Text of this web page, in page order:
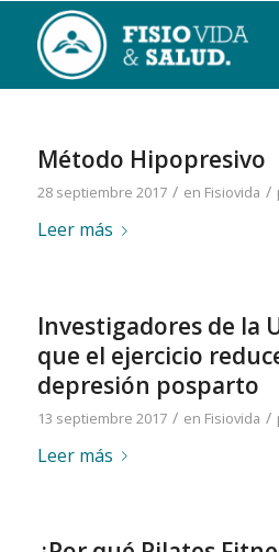
Método Hipopresivo
28 septiembre 2017 / en Fisiovida /
Leer más
Investigadores de la
que el ejercicio
depresión posparto
13 septiembre 2017 / en Fisiovida /
Leer más